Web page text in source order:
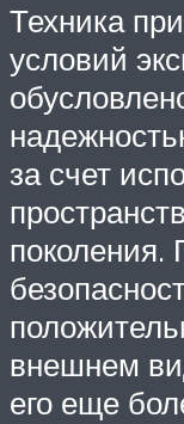
Техника
условий
за счет
внешнем
его еще